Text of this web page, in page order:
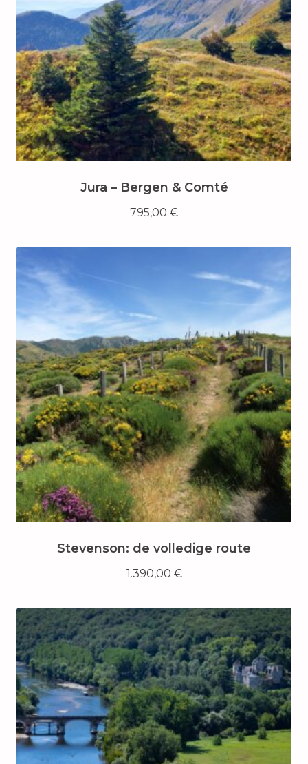
Jura – Bergen & Comté
795,00 €
Stevenson: de volledige route
1.390,00 €